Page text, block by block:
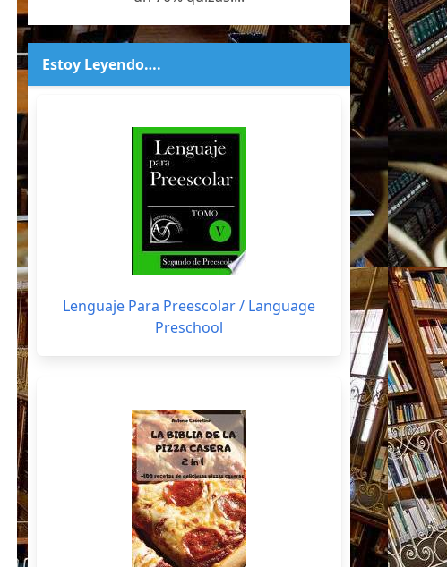
Estoy Leyendo….
Lenguaje Para Preescolar / Language
Preschool